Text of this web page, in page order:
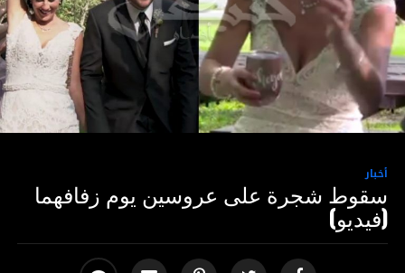
أخبار
سقوط شجرة على عروسين يوم زفافهما
(فيديو)